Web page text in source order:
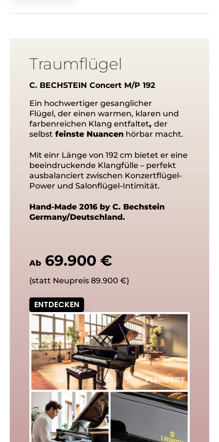
Traumflügel
C. BECHSTEIN Concert M/P 192
Ein hochwertiger gesanglicher
Flügel, der einen warmen, klaren und
farbenreichen Klang entfaltet, der
selbst feinste Nuancen hörbar macht.
Mit einr Länge von 192 cm bietet er eine
beeindruckende Klangfülle – perfekt
ausbalanciert zwischen Konzertflügel-
Power und Salonflügel-Intimität.
Hand-Made 2016 by C. Bechstein
Germany/Deutschland.
Ab 69.900 €
(statt Neupreis 89.900 €)
ENTDECKEN